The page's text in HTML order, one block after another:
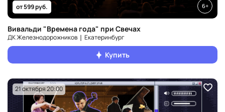
от 599 руб. 6+
Вивальди "Времена года" при Свечах
ДК Железнодорожников ❘ Екатеринбург
Купить
21 октября 20:00